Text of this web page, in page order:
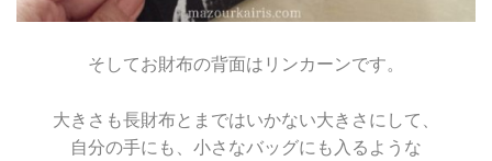
そしてお財布の背面はリンカーンです。
大きさも長財布とまではいかない大きさにして、
自分の手にも、小さなバッグにも入るような